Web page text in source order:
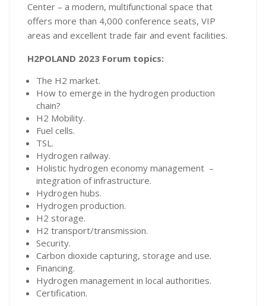
Center – a modern, multifunctional space that
offers more than 4,000 conference seats, VIP
areas and excellent trade fair and event facilities.
H2POLAND 2023 Forum topics:
The H2 market.
How to emerge in the hydrogen production
chain?
H2 Mobility.
Fuel cells.
TSL.
Hydrogen railway.
Holistic hydrogen economy management –
integration of infrastructure.
Hydrogen hubs.
Hydrogen production.
H2 storage.
H2 transport/transmission.
Security.
Carbon dioxide capturing, storage and use.
Financing.
Hydrogen management in local authorities.
Certification.